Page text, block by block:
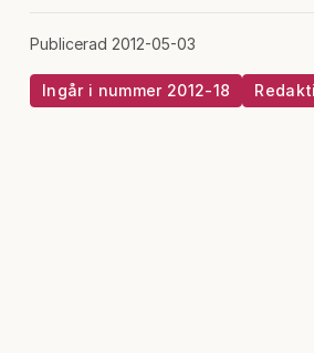
Publicerad 2012-05-03
Ingår i nummer 2012-18